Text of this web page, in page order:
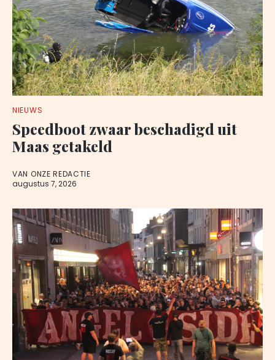
NIEUWS
Speedboot zwaar beschadigd uit
Maas getakeld
VAN ONZE REDACTIE
augustus 7, 2026